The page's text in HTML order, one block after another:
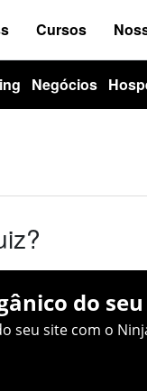
Cursos
Negócios
do
seu site com o